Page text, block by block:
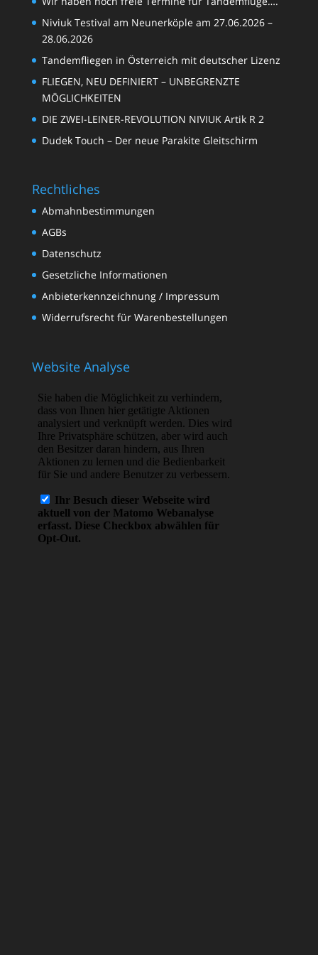
Niviuk Testival am Neunerköple am 27.06.2026 –
28.06.2026
Tandemfliegen in Österreich mit deutscher Lizenz
FLIEGEN, NEU DEFINIERT – UNBEGRENZTE
MÖGLICHKEITEN
DIE ZWEI-LEINER-REVOLUTION NIVIUK Artik R 2
Dudek Touch – Der neue Parakite Gleitschirm
Rechtliches
Abmahnbestimmungen
AGBs
Datenschutz
Gesetzliche Informationen
Anbieterkennzeichnung / Impressum
Widerrufsrecht für Warenbestellungen
Website Analyse